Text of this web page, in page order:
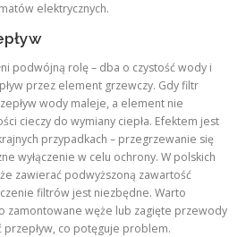
elektrycznych.
podwójną rolę – dba o czystość wody i
przez element grzewczy. Gdy filtr
wody maleje, a element nie
cieczy do wymiany ciepła. Efektem jest
przypadkach – przegrzewanie się
wyłączenie w celu ochrony. W polskich
zawierać podwyższoną zawartość
filtrów jest niezbędne. Warto
zamontowane węże lub zagięte przewody
co potęguje problem.